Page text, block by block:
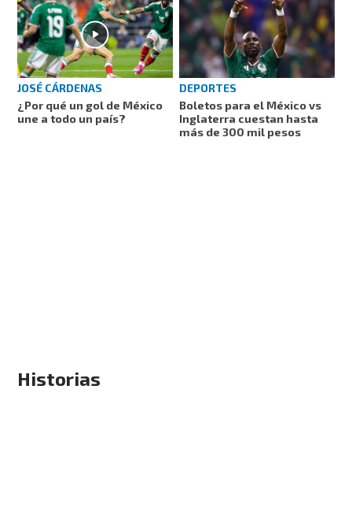
JOSÉ CÁRDENAS
¿Por qué un gol de México
une a todo un país?
DEPORTES
Boletos para el México vs
Inglaterra cuestan hasta
más de 300 mil pesos
Historias